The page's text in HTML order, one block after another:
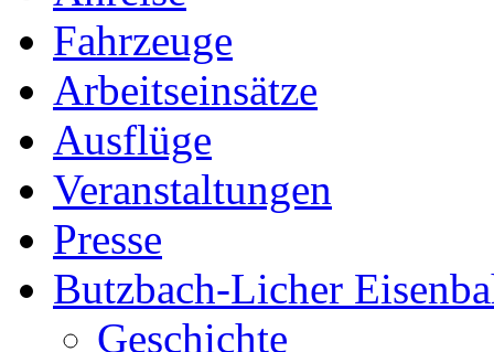
Fahrzeuge
Arbeitseinsätze
Ausflüge
Veranstaltungen
Presse
Butzbach-Licher
Geschichte